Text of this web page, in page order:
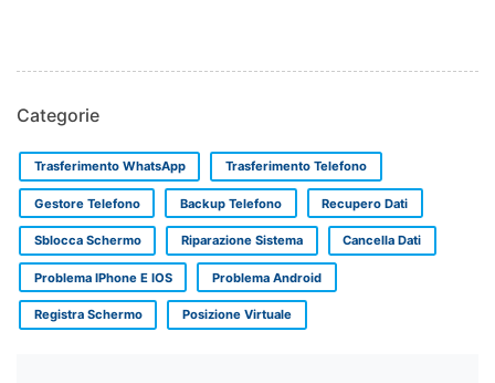
Categorie
Trasferimento WhatsApp Trasferimento Telefono
Gestore Telefono Backup Telefono Recupero Dati
Sblocca Schermo Riparazione Sistema Cancella Dati
Problema IPhone E IOS Problema Android
Registra Schermo Posizione Virtuale